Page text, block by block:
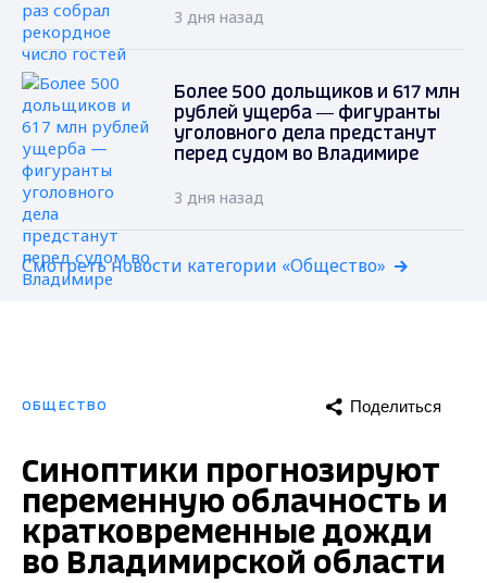
3 дня назад
Более 500 дольщиков и 617 млн
рублей ущерба — фигуранты
уголовного дела предстанут
перед судом во Владимире
3 дня назад
Смотреть новости категории «Общество»
ОБЩЕСТВО Поделиться
Синоптики прогнозируют
переменную облачность и
кратковременные дожди
во Владимирской области